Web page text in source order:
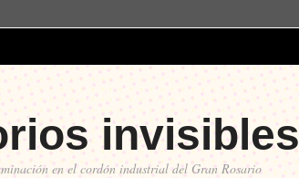
invisibles
en el cordón industrial del Gran Rosario